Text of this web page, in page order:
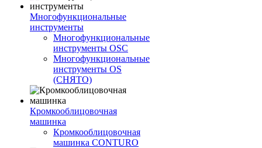
Многофункциональные
инструменты
Многофункциональные
инструменты OSC
Многофункциональные
инструменты OS
(СНЯТО)
Кромкооблицовочная
машинка
Кромкооблицовочная
машинка CONTURO